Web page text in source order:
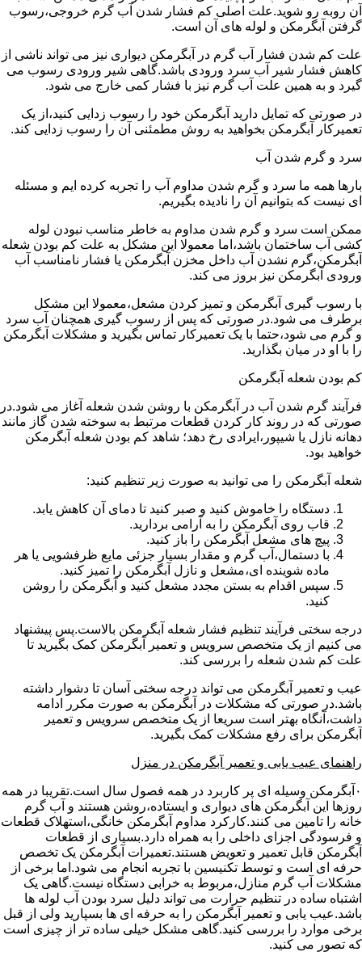
آن روبه رو شوید.علت اصلی کم فشار شدن آب گرم خروجی،رسوب
گرفتن آبگرمکن و لوله های آن است.
علت کم شدن فشار آب گرم در آبگرمکن دیواری نیز می تواند ناشی از
کاهش فشار شیر آب سرد ورودی باشد.گاهی شیر ورودی رسوب می
گیرد و به همین علت آب گرم نیز با فشار کمی خارج می شود.
در صورتی که تمایل دارید آبگرمکن خود را رسوب زدایی کنید،از یک
تعمیرکار آبگرمکن بخواهید به روش مطمئنی آن را رسوب زدایی کند.
سرد و گرم شدن آب
بارها همه ما سرد و گرم شدن مداوم آب را تجربه کرده ایم و مسئله
ای نیست که بتوانیم آن را نادیده بگیریم.
ممکن است سرد و گرم شدن مداوم به خاطر مناسب نبودن لوله
کشی آب ساختمان باشد،اما معمولا این مشکل به علت کم بودن شعله
آبگرمکن،گرم نشدن آب داخل مخزن آبگرمکن یا فشار نامناسب آب
ورودی آبگرمکن نیز بروز می کند.
با رسوب گیری آبگرمکن و تمیز کردن مشعل،معمولا این مشکل
برطرف می شود.در صورتی که پس از رسوب گیری همچنان آب سرد
و گرم می شود،حتما با یک تعمیرکار تماس بگیرید و مشکلات آبگرمکن
را با او در میان بگذارید.
کم بودن شعله آبگرمکن
فرآیند گرم شدن آب در آبگرمکن با روشن شدن شعله آغاز می شود.در
صورتی که در روند کار کردن قطعات مرتبط به سوخته شدن گاز مانند
دهانه نازل یا شیپور،ایرادی رخ دهد؛ شاهد کم بودن شعله آبگرمکن
خواهید بود.
شعله آبگرمکن را می توانید به صورت زیر تنظیم کنید:
دستگاه را خاموش کنید و صبر کنید تا دمای آن کاهش یابد.
قاب روی آبگرمکن را به آرامی بردارید.
پیچ های مشعل آبگرمکن را باز کنید.
با دستمال،آب گرم و مقدار بسیار جزئی مایع ظرفشویی یا هر
ماده شوینده ای،مشعل و نازل آبگرمکن را تمیز کنید.
سپس اقدام به بستن مجدد مشعل کنید و آبگرمکن را روشن
کنید.
درجه سختی فرآیند تنظیم فشار شعله آبگرمکن بالاست.پس پیشنهاد
می کنیم از یک متخصص سرویس و تعمیر آبگرمکن کمک بگیرید تا
علت کم شدن شعله را بررسی کند.
عیب و تعمیر آبگرمکن می تواند درجه سختی آسان تا دشوار داشته
باشد.در صورتی که مشکلات در آبگرمکن به صورت مکرر ادامه
داشت،آنگاه بهتر است سریعا از یک متخصص سرویس و تعمیر
آبگرمکن برای رفع مشکلات کمک بگیرید.
راهنمای عیب یابی و تعمیر آبگرمکن در منزل
۰آبگرمکن وسیله ای پر کاربرد در همه فصول سال است.تقریبا در همه
روزها این آبگرمکن های دیواری و ایستاده،روشن هستند و آب گرم
خانه را تامین می کنند.کارکرد مداوم آبگرمکن خانگی،استهلاک قطعات
و فرسودگی اجزای داخلی را به همراه دارد.بسیاری از قطعات
آبگرمکن قابل تعمیر و تعویض هستند.تعمیرات آبگرمکن یک تخصص
حرفه ای است و توسط تکنیسین با تجربه انجام می شود.اما برخی از
مشکلات آب گرم منازل،مربوط به خرابی دستگاه نیست.گاهی یک
اشتباه ساده در تنظیم حرارت می تواند دلیل سرد بودن آب لوله ها
باشد.عیب یابی و تعمیر آبگرمکن را به حرفه ای ها بسپارید ولی از قبل
برخی موارد را بررسی کنید.گاهی مشکل خیلی ساده تر از چیزی است
که تصور می کنید.